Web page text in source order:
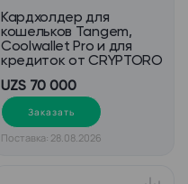
Кардхолдер для
кошельков Tangem,
Coolwallet Pro и для
кредиток от CRYPTORO
UZS 70 000
Заказать
Поставка: 28.08.2026